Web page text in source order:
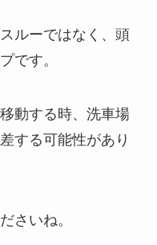
ルーではなく、頭
です。
動する時、洗車場
する可能性があり
さいね。